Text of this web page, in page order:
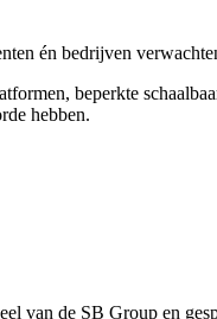
én bedrijven
beperkte
hebben.
van de SB Group en